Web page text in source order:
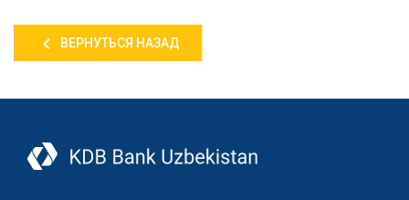
ВЕРНУТЬСЯ НАЗАД